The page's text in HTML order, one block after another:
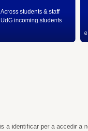
Across students & staff
UdG incoming students
a identificar per a accedir a